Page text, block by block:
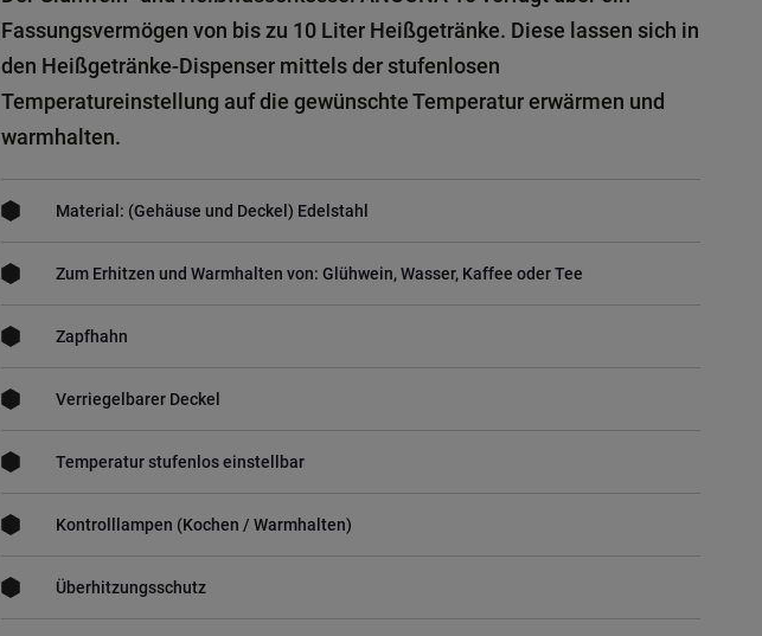
Fassungsvermögen von bis zu 10 Liter Heißgetränke. Diese lassen sich in
den Heißgetränke-Dispenser mittels der stufenlosen
Temperatureinstellung auf die gewünschte Temperatur erwärmen und
warmhalten.
Material: (Gehäuse und Deckel) Edelstahl
Zum Erhitzen und Warmhalten von: Glühwein, Wasser, Kaffee oder Tee
Zapfhahn
Verriegelbarer Deckel
Temperatur stufenlos einstellbar
Kontrolllampen (Kochen / Warmhalten)
Überhitzungsschutz